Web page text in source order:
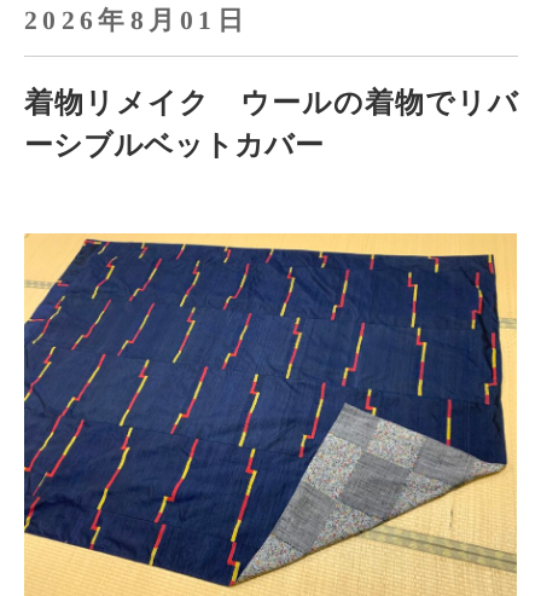
o
k
2026年8月01日
着物リメイク ウールの着物でリバ
ーシブルベットカバー